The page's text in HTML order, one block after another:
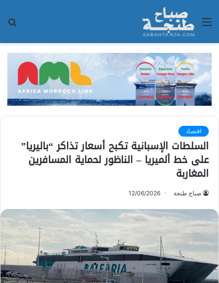
القائمة
اقتصاد
السلطات الإسبانية تكبح أسعار تذاكر “باليريا”
على خط ألميريا – الناظور لحماية المسافرين
المغاربة
صباح طنجة 12/06/2026